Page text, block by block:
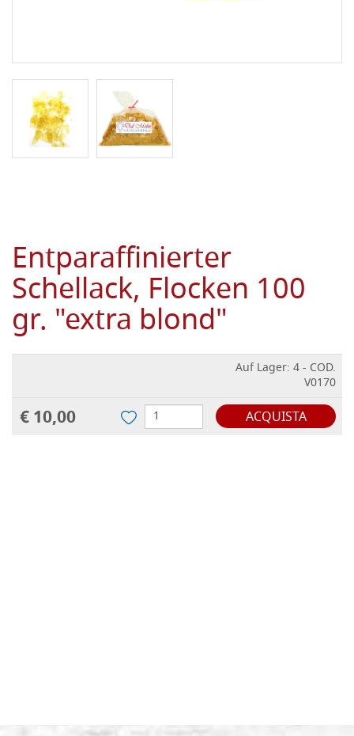
Entparaffinierter
Schellack, Flocken 100
gr. "extra blond"
Auf Lager: 4 - COD.
V0170
€ 10,00 ACQUISTA